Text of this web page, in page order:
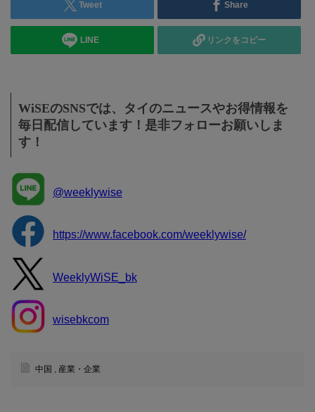
Tweet Share
LINE リンクをコピー
WiSEのSNSでは、タイのニュースやお得情報を
毎日配信しています！是非フォローお願いしま
す！
@weeklywise
https://www.facebook.com/weeklywise/
WeeklyWiSE_bk
wisebkcom
中国 , 産業・企業